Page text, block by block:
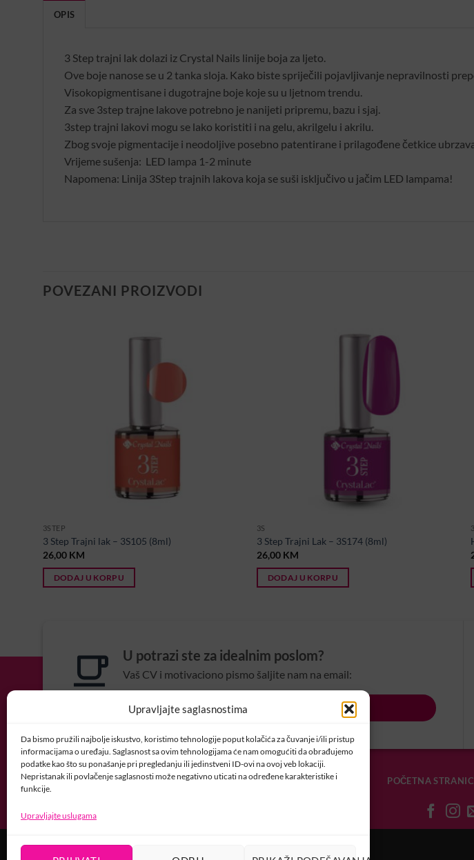
Upravljajte saglasnostima
Da bismo pružili najbolje iskustvo, koristimo tehnologije poput kolačića za čuvanje i/ili pristup
informacijama o uređaju. Saglasnost sa ovim tehnologijama će nam omogućiti da obrađujemo
podatke kao što su ponašanje pri pregledanju ili jedinstveni ID-ovi na ovoj veb lokaciji.
Nepristanak ili povlačenje saglasnosti može negativno uticati na određene karakteristike i
funkcije.
Upravljajte uslugama
OPIS
3 Step trajni lak dolazi iz Crystal Nails linije boja za ljeto.
Ove boje nanose se u 2 tanka sloja. Kako biste spriječili pojavljivanje nepravilnosti
Visokopigmentisane i dugotrajne boje koje su u ljetnom trendu.
Za sve 3step trajne lakove potrebno je nanijeti pripremu, bazu i sjaj.
3step trajni lakovi mogu se lako koristiti i na gelu, akrilgelu i akrilu.
Zbog svoje pigmentacije i neodoljive posebno patentirane i prilagođene četkice
Vrijeme sušenja: LED lampa 1-2 minute
Napomena: Linija 3Step trajnih lakova koja se suši isključivo u jačim LED lampama!
POVEZANI PROIZVODI
3STEP
3 Step Trajni lak – 3S105 (8ml)
26,00 KM
DODAJ U KORPU
3S
3 Step Trajni Lak – 3S174 (8ml)
26,00 KM
DODAJ U KORPU
U potrazi ste za idealnim poslom?
Vaš CV i motivaciono pismo šaljite nam na email:
POSAO@CRYSTALNAILSBIH.COM
POČETNA
USLOVI KORIŠTENJA